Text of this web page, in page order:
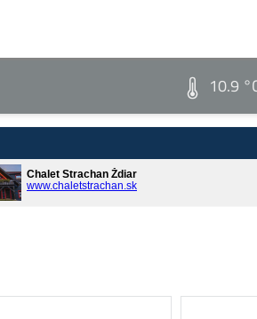
10.9
Chalet Strachan Ždiar
www.chaletstrachan.sk